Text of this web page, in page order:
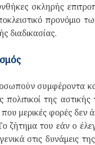
σκληρής
προνόμιο
διαδικασίας.
συμφέροντα
πολιτικοί της
μερικές φορές
του εάν ο
στις δυνάμεις